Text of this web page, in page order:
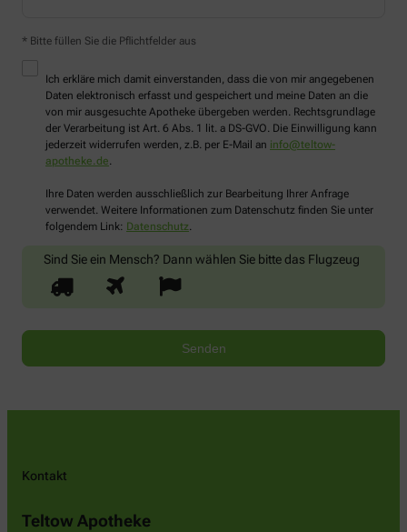
* Bitte füllen Sie die Pflichtfelder aus
Ich erkläre mich damit einverstanden, dass die von mir angegebenen
Daten elektronisch erfasst und gespeichert und meine Daten an die
von mir ausgesuchte Apotheke übergeben werden. Rechtsgrundlage
der Verarbeitung ist Art. 6 Abs. 1 lit. a DS-GVO. Die Einwilligung kann
jederzeit widerrufen werden, z.B. per E-Mail an info@teltow-
apotheke.de.
Ihre Daten werden ausschließlich zur Bearbeitung Ihrer Anfrage
verwendet. Weitere Informationen zum Datenschutz finden Sie unter
folgendem Link: Datenschutz.
Sind Sie ein Mensch? Dann wählen Sie bittedas Flugzeug
Kontakt
Teltow Apotheke